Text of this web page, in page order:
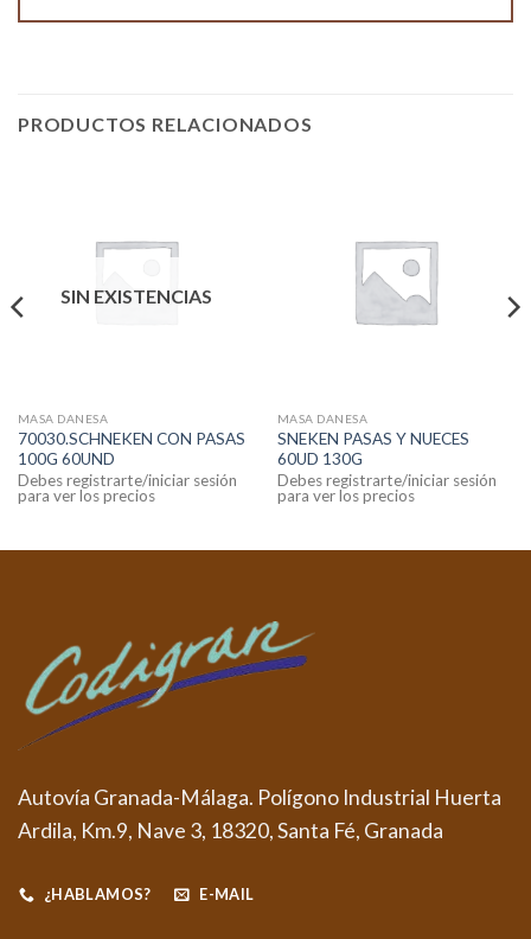
PRODUCTOS RELACIONADOS
SIN EXISTENCIAS
MASA DANESA
70030.SCHNEKEN CON PASAS
100G 60UND
Debes registrarte/iniciar sesión
para ver los precios
MASA DANESA
SNEKEN PASAS Y NUECES
60UD 130G
Debes registrarte/iniciar sesión
para ver los precios
Autovía Granada-Málaga. Polígono Industrial Huerta
Ardila, Km.9, Nave 3, 18320, Santa Fé, Granada
¿HABLAMOS? E-MAIL